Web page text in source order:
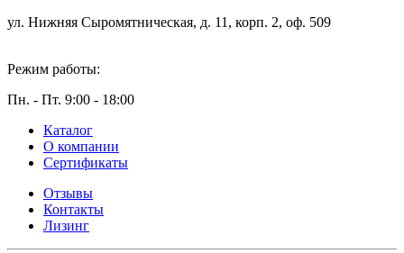
ул. Нижняя Сыромятническая, д. 11, корп. 2, оф. 509
Режим работы:
Пн. - Пт. 9:00 - 18:00
Каталог
О компании
Сертификаты
Отзывы
Контакты
Лизинг